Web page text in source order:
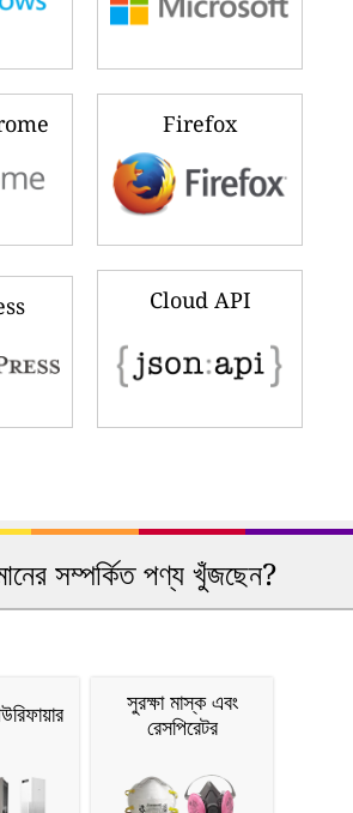
Firefox
Cloud API
সম্পর্কিত পণ্য খুঁজছেন?
সুরক্ষা মাস্ক এবং
রেসপিরেটর